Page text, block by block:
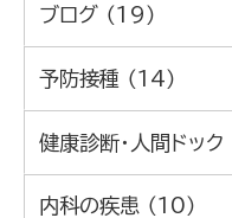
ブログ （19）
予防接種 （14）
健康診断・人間ドック
内科の疾患 （10）